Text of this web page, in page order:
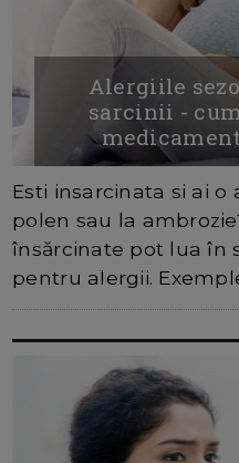
Alergiile
sarcinii -
Esti insarcinata si ai o
polen sau la
însărcinate pot lua în
pentru alergii.